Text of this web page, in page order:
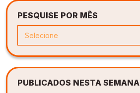
PESQUISE POR MÊS
PUBLICADOS NESTA SEMANA